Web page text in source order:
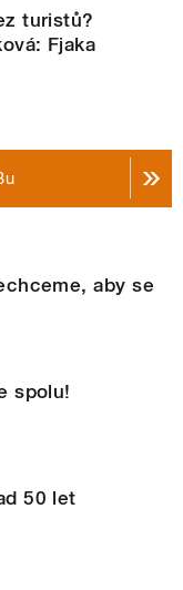
turistů?
Fjaka
aby se
spolu!
50 let